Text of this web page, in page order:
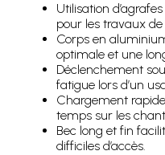
Utilisation
pour les travaux
Corps en
optimale et une
Déclenchement
fatigue lors d’un
Chargement
temps sur les
Bec long et fin
difficiles d’accès.